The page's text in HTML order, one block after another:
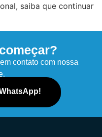
saiba que continuar
contato com nossa